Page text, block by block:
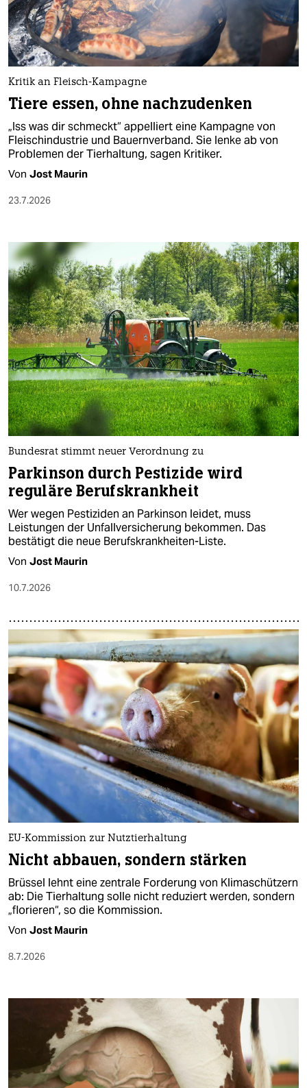
nord
wahrheit
verlag
verlag
veranstaltungen
shop
fragen & hilfe
abo
genossenschaft
epaper login
Kritik an Fleisch-Kampagne
Tiere essen, ohne nachzudenken
„Iss was dir schmeckt“ appelliert eine Kampagne von
Fleischindustrie und Bauernverband. Sie lenke ab von
Problemen der Tierhaltung, sagen Kritiker.
Von Jost Maurin
23.7.2026
Bundesrat stimmt neuer Verordnung zu
Parkinson durch Pestizide wird
reguläre Berufskrankheit
Wer wegen Pestiziden an Parkinson leidet, muss
Leistungen der Unfallversicherung bekommen. Das
bestätigt die neue Berufskrankheiten-Liste.
Von Jost Maurin
10.7.2026
EU-Kommission zur Nutztierhaltung
Nicht abbauen, sondern stärken
Brüssel lehnt eine zentrale Forderung von Klimaschützern
ab: Die Tierhaltung solle nicht reduziert werden, sondern
„florieren“, so die Kommission.
Von Jost Maurin
8.7.2026